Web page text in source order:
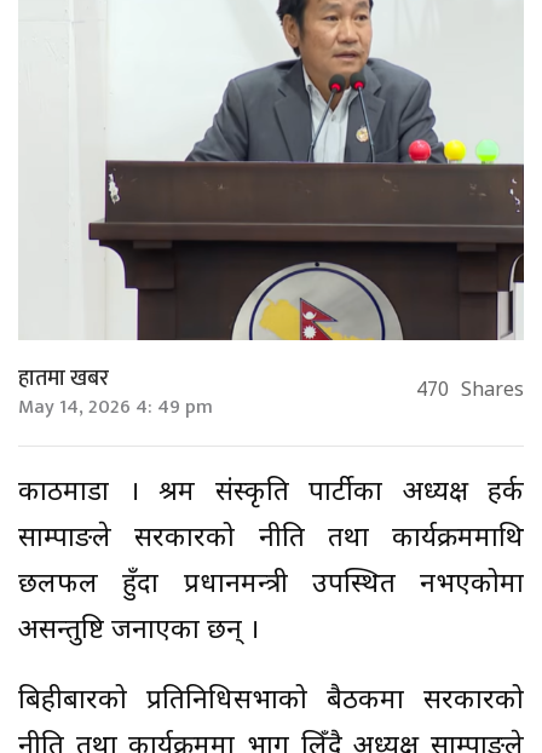
हातमा खबर
May 14, 2026 4: 49 pm 470 Shares
काठमाडौं । श्रम संस्कृति पार्टीका अध्यक्ष हर्क
साम्पाङले सरकारको नीति तथा कार्यक्रममाथि
छलफल हुँदा प्रधानमन्त्री उपस्थित नभएकोमा
असन्तुष्टि जनाएका छन् ।
बिहीबारको प्रतिनिधिसभाको बैठकमा सरकारको